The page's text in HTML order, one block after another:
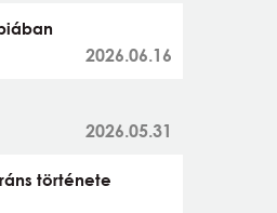
2026.06.16
2026.05.31
története